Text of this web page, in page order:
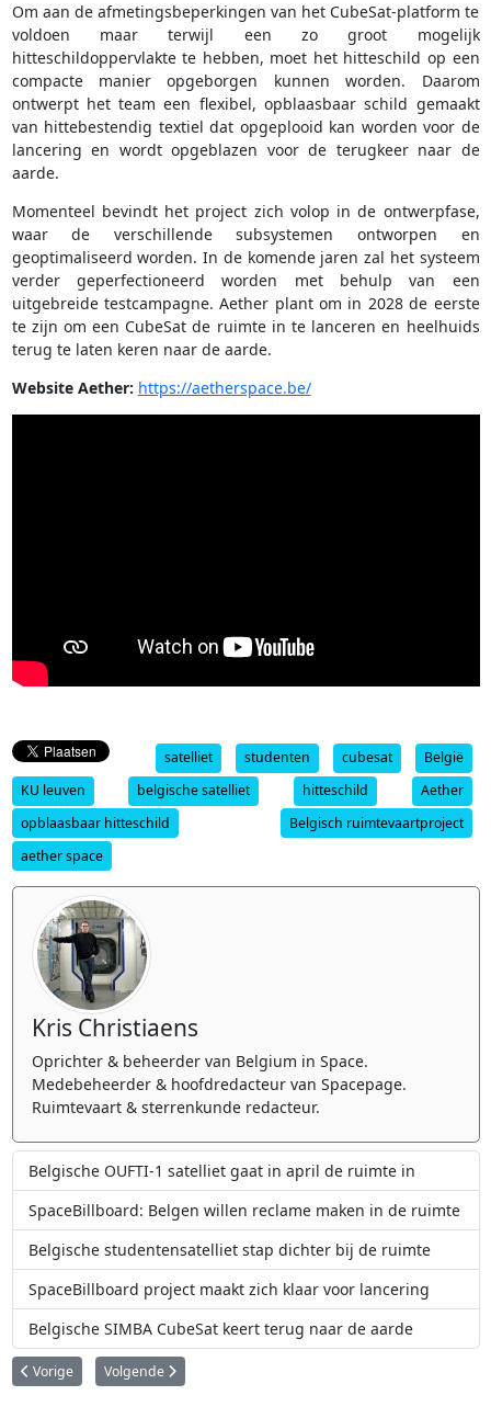
Om aan de afmetingsbeperkingen van het CubeSat-platform te
voldoen maar terwijl een zo groot mogelijk
hitteschildoppervlakte te hebben, moet het hitteschild op een
compacte manier opgeborgen kunnen worden. Daarom
ontwerpt het team een flexibel, opblaasbaar schild gemaakt
van hittebestendig textiel dat opgeplooid kan worden voor de
lancering en wordt opgeblazen voor de terugkeer naar de
aarde.
Momenteel bevindt het project zich volop in de ontwerpfase,
waar de verschillende subsystemen ontworpen en
geoptimaliseerd worden. In de komende jaren zal het systeem
verder geperfectioneerd worden met behulp van een
uitgebreide testcampagne. Aether plant om in 2028 de eerste
te zijn om een CubeSat de ruimte in te lanceren en heelhuids
terug te laten keren naar de aarde.
Website Aether: https://aetherspace.be/
satelliet studenten cubesat
België
KU leuven
belgische satelliet hitteschild
Aether
opblaasbaar hitteschild
Belgisch ruimtevaartproject
aether space
Kris Christiaens
Oprichter & beheerder van Belgium in Space.
Medebeheerder & hoofdredacteur van Spacepage.
Ruimtevaart & sterrenkunde redacteur.
Belgische OUFTI-1 satelliet gaat in april de ruimte in
SpaceBillboard: Belgen willen reclame maken in de ruimte
Belgische studentensatelliet stap dichter bij de ruimte
SpaceBillboard project maakt zich klaar voor lancering
Belgische SIMBA CubeSat keert terug naar de aarde
Vorig artikel: België en de Europese JUpiter ICy moons Explorer (JUICE)
Vorige Volgende artikel: DART: de Koninklijke Sterrenwacht van
Volgende